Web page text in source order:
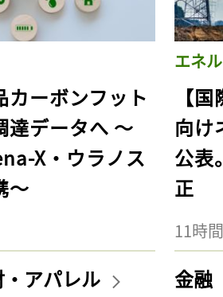
カーボンフット
達データへ 〜
X・ウラノス
〜
エネ
【
向け
公表
正
11時
アパレル 金融